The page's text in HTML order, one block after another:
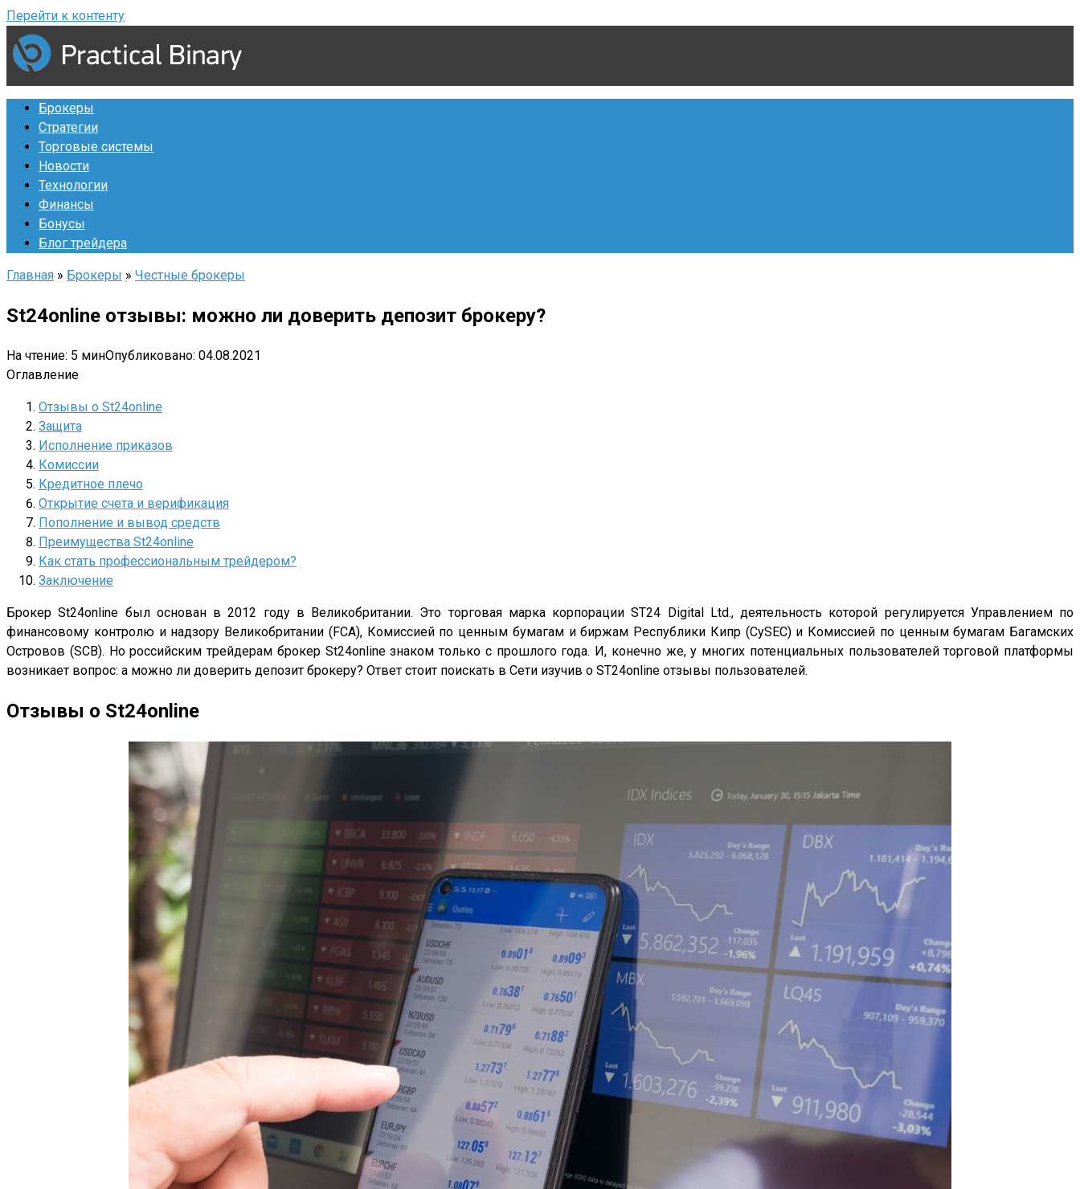
Перейти к контенту
Брокеры
Стратегии
Торговые системы
Новости
Технологии
Финансы
Бонусы
Блог трейдера
Главная » Брокеры » Честные брокеры
St24online отзывы: можно ли доверить депозит брокеру?
На чтение: 5 минОпубликовано: 04.08.2021
Оглавление
Отзывы о St24online
Защита
Исполнение приказов
Комиссии
Кредитное плечо
Открытие счета и верификация
Пополнение и вывод средств
Преимущества St24online
Как стать профессиональным трейдером?
Заключение
Брокер St24online был основан в 2012 году в Великобритании. Это торговая марка корпорации ST24 Digital Ltd., деятельность которой регулируется Управлением по
финансовому контролю и надзору Великобритании (FCA), Комиссией по ценным бумагам и биржам Республики Кипр (CySEC) и Комиссией по ценным бумагам Багамских
Островов (SCB). Но российским трейдерам брокер St24online знаком только с прошлого года. И, конечно же, у многих потенциальных пользователей торговой платформы
возникает вопрос: а можно ли доверить депозит брокеру? Ответ стоит поискать в Сети изучив о ST24online отзывы пользователей.
Отзывы о St24online